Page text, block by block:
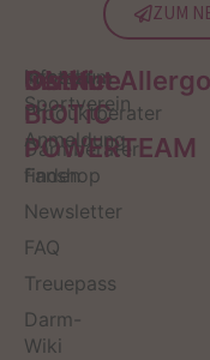
ZUM
Service
Kontakt
Produktberater
Darmberater
finden
Newsletter
FAQ
Treuepass
Darm-
Wiki
OMNi-
BiOTiC
POWERTEAM
Infos zum
Sportverein
Anmeldung
Fanshop
Institut